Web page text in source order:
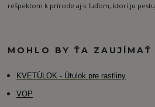
rešpektom k prírode aj k ľuďom, ktorí ju
MOHLO BY ŤA ZAUJÍMAŤ
KVETÚLOK - Útulok pre rastliny
VOP